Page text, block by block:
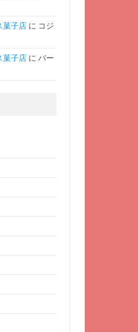
菓子店に コジ
菓子店に バー